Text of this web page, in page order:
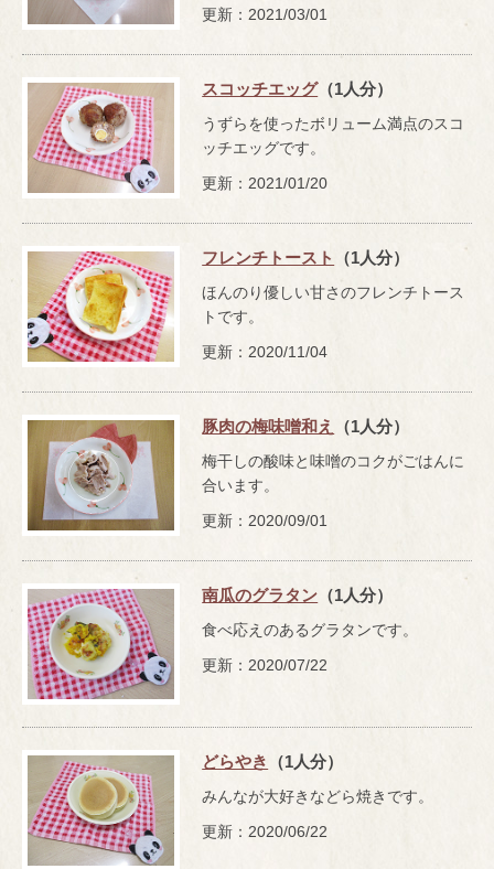
更新：2021/03/01
スコッチエッグ（1人分）
うずらを使ったボリューム満点のスコ
ッチエッグです。
更新：2021/01/20
フレンチトースト （1人分）
ほんのり優しい甘さのフレンチトース
トです。
更新：2020/11/04
豚肉の梅味噌和え （1人分）
梅干しの酸味と味噌のコクがごはんに
合います。
更新：2020/09/01
南瓜のグラタン （1人分）
食べ応えのあるグラタンです。
更新：2020/07/22
どらやき （1人分）
みんなが大好きなどら焼きです。
更新：2020/06/22